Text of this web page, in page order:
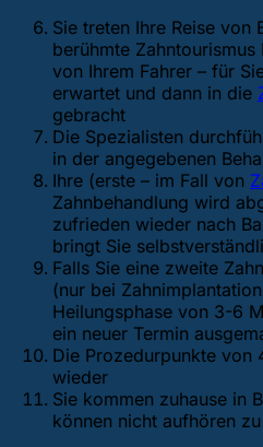
Sie treten Ihre Reise von
berühmte
von Ihrem Fahrer – für
erwartet und dann in die
gebracht
Die Spezialisten
in der angegebenen
Ihre (erste – im Fall von
Zahnbehandlung wird
zufrieden wieder nach
bringt Sie
Falls Sie eine zweite
(nur bei
Heilungsphase von 3-6
ein neuer Termin
Die Prozedurpunkte von
wieder
Sie kommen zuhause in
können nicht aufhören